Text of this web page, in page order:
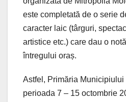
este completată de o serie
caracter laic (târguri,
artistice etc.) care dau o
întregului oraș.
Astfel, Primăria
perioada 7 – 15 octombrie